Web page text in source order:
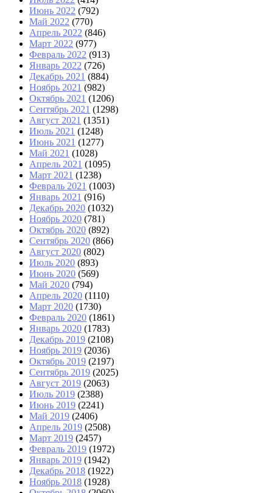
Июнь 2022 (792)
Май 2022 (770)
Апрель 2022 (846)
Март 2022 (977)
Февраль 2022 (913)
Январь 2022 (726)
Декабрь 2021 (884)
Ноябрь 2021 (982)
Октябрь 2021 (1206)
Сентябрь 2021 (1298)
Август 2021 (1351)
Июль 2021 (1248)
Июнь 2021 (1277)
Май 2021 (1028)
Апрель 2021 (1095)
Март 2021 (1238)
Февраль 2021 (1003)
Январь 2021 (916)
Декабрь 2020 (1032)
Ноябрь 2020 (781)
Октябрь 2020 (892)
Сентябрь 2020 (866)
Август 2020 (802)
Июль 2020 (893)
Июнь 2020 (569)
Май 2020 (794)
Апрель 2020 (1110)
Март 2020 (1730)
Февраль 2020 (1861)
Январь 2020 (1783)
Декабрь 2019 (2108)
Ноябрь 2019 (2036)
Октябрь 2019 (2197)
Сентябрь 2019 (2025)
Август 2019 (2063)
Июль 2019 (2388)
Июнь 2019 (2241)
Май 2019 (2406)
Апрель 2019 (2508)
Март 2019 (2457)
Февраль 2019 (1972)
Январь 2019 (1942)
Декабрь 2018 (1922)
Ноябрь 2018 (1928)